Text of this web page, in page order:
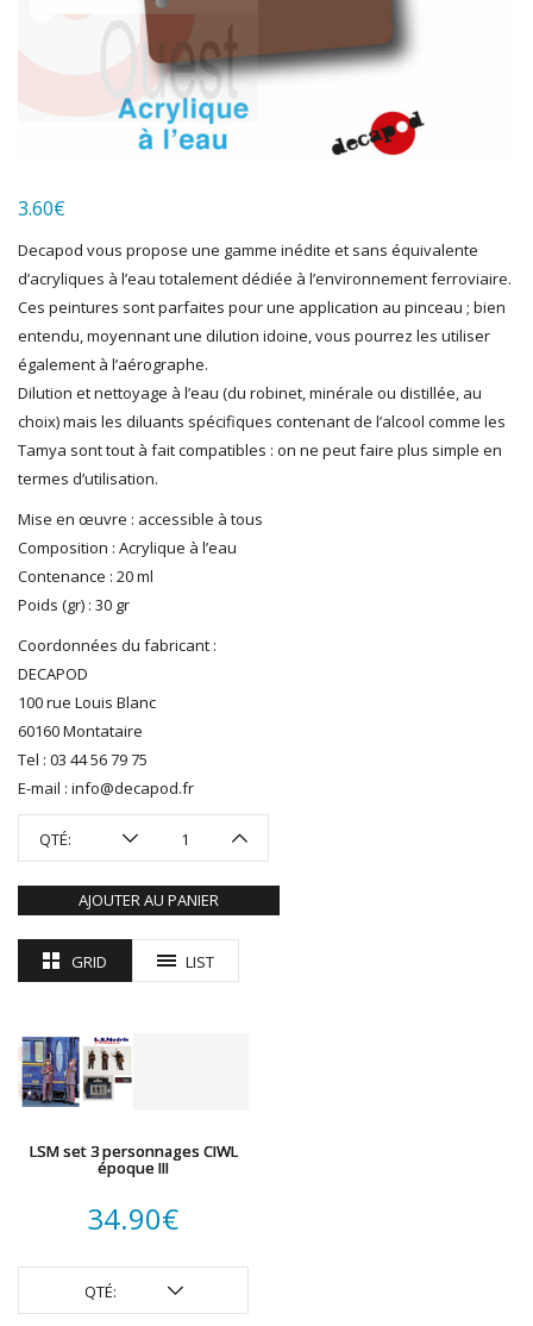
HUMBROL
MAKETTE
MARLKIN
MKD
NOREV
NOVATEUR MODELES
PECO
PG mini
PIKO
PN SUD MODELISME
PREISER
R37
REDUTEX
REE
TAMIYA
TRAINS OUEST
Trains-O-Matic
TRIX
WIKING
WOODLAND SCENICS
3.60€
Decapod vous propose une gamme inédite et sans équivalente
d’acryliques à l’eau totalement dédiée à l’environnement ferroviaire.
Ces peintures sont parfaites pour une application au pinceau ; bien
entendu, moyennant une dilution idoine, vous pourrez les utiliser
également à l’aérographe.
Dilution et nettoyage à l’eau (du robinet, minérale ou distillée, au
choix) mais les diluants spécifiques contenant de l’alcool comme les
Tamya sont tout à fait compatibles : on ne peut faire plus simple en
termes d’utilisation.
Mise en œuvre : accessible à tous
Composition : Acrylique à l’eau
Contenance : 20 ml
Poids (gr) : 30 gr
Coordonnées du fabricant :
DECAPOD
100 rue Louis Blanc
60160 Montataire
Tel : 03 44 56 79 75
E-mail : info@decapod.fr
QTÉ:
AJOUTER AU PANIER
GRID LIST
LSM set 3 personnages CIWL
époque III
34.90€
QTÉ: